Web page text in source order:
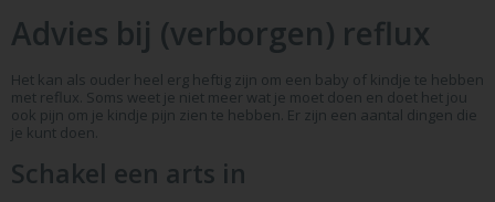
Advies bij (verborgen) reflux
Het kan als ouder heel erg heftig zijn om een baby of kindje te hebben
met reflux. Soms weet je niet meer wat je moet doen en doet het jou
ook pijn om je kindje pijn zien te hebben. Er zijn een aantal dingen die
je kunt doen.
Schakel een arts in